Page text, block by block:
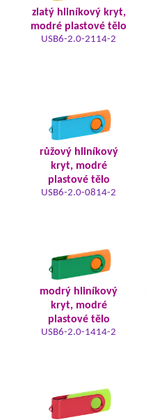
zlatý hliníkový kryt,
modré plastové tělo
USB6-2.0-2114-2
růžový hliníkový
kryt, modré
plastové tělo
USB6-2.0-0814-2
modrý hliníkový
kryt, modré
plastové tělo
USB6-2.0-1414-2